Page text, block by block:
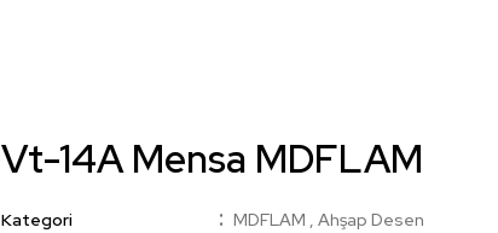
Vt-14A Mensa MDFLAM
Kategori MDFLAM , Ahşap Desen